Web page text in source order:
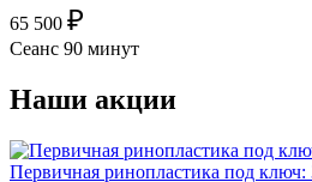
65 500 ₽
Сеанс 90 минут
Наши акции
Первичная ринопластика под ключ: